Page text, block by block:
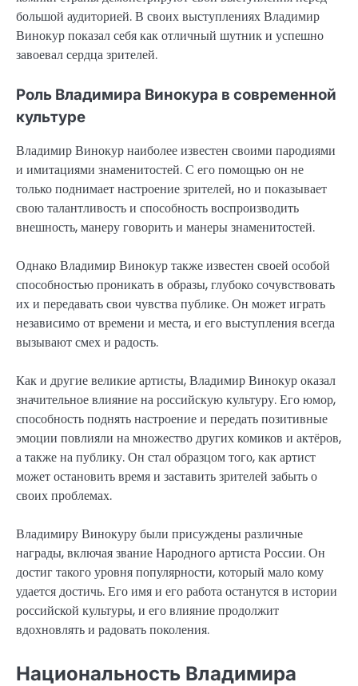
большой аудиторией. В своих выступлениях Владимир
Винокур показал себя как отличный шутник и успешно
завоевал сердца зрителей.
Роль Владимира Винокура в современной
культуре
Владимир Винокур наиболее известен своими пародиями
и имитациями знаменитостей. С его помощью он не
только поднимает настроение зрителей, но и показывает
свою талантливость и способность воспроизводить
внешность, манеру говорить и манеры знаменитостей.
Однако Владимир Винокур также известен своей особой
способностью проникать в образы, глубоко сочувствовать
их и передавать свои чувства публике. Он может играть
независимо от времени и места, и его выступления всегда
вызывают смех и радость.
Как и другие великие артисты, Владимир Винокур оказал
значительное влияние на российскую культуру. Его юмор,
способность поднять настроение и передать позитивные
эмоции повлияли на множество других комиков и актёров,
а также на публику. Он стал образцом того, как артист
может остановить время и заставить зрителей забыть о
своих проблемах.
Владимиру Винокуру были присуждены различные
награды, включая звание Народного артиста России. Он
достиг такого уровня популярности, который мало кому
удается достичь. Его имя и его работа останутся в истории
российской культуры, и его влияние продолжит
вдохновлять и радовать поколения.
Национальность Владимира